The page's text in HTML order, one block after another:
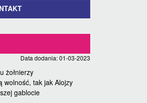
Data dodania: 01-03-2023
żołnierzy
wolność, tak jak Alojzy
gablocie